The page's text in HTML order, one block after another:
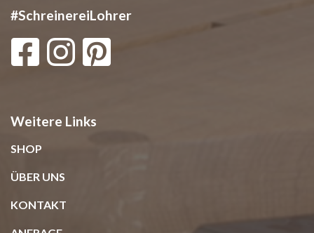
#SchreinereiLohrer
Weitere Links
SHOP
ÜBER UNS
KONTAKT